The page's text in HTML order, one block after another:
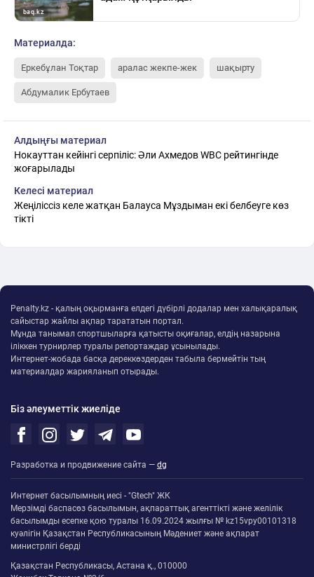
Материалда:
Еркебұлан Тоқтар аралас жекпе-жек шақырту
Абдумалик Ербутаев
Алдыңғы материал
Нокауттан кейінгі серпіліс: Әли Ахмедов WBC рейтингінде
жоғарылады
Келесі материал
Жеңіліссіз келе жатқан Балауса Мұздыман екі белбеуге көз
тікті
Penalty.kz - қалың оқырманға елдегі дүбірлі додалар мен халықаралық
сайыстар жайлы ақпар тарататын портал.
Мұнда танымал спортшыларға қатысты оқиғалар, елдің назарына
іліккен турнирлер туралы репортаждар ұсынылады.
Интернет-жобада басқа дереккөздерден табыла бермейтін тың
материалдар жарияланып отырады.
Біз әлеуметтік жиеліде
Разработка и продвижение сайта — dg
Интернет басылымның иесі - "Gtech" ЖК
Мерзімді баспасөз басылымын, ақпараттық агенттікті және желілік
басылымды есепке қою туралы 16.09.2024 жылғы № kz15vpy00101318
куәлігін Қазақстан Республикасының Мәдениет және ақпарат
министрлігі берді
Қазақстан Республикасы, Астана қ., 010000